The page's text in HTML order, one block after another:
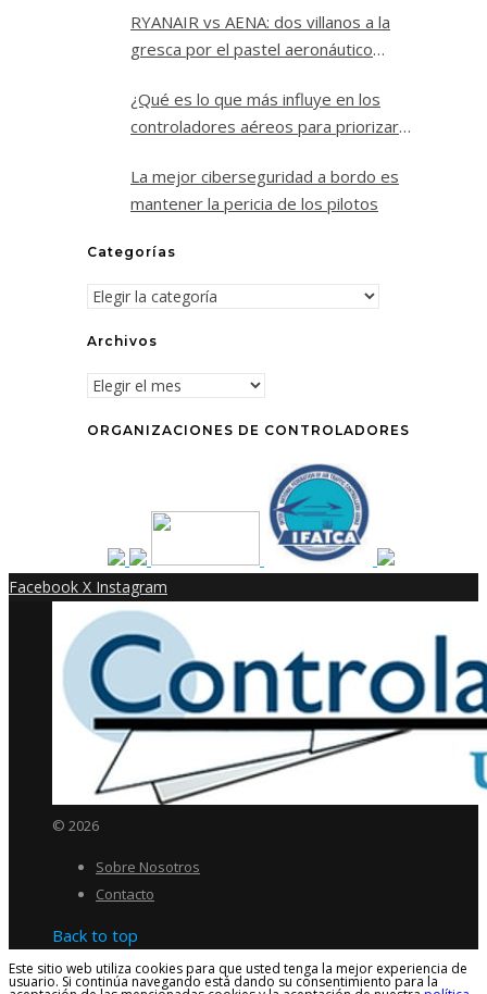
RYANAIR vs AENA: dos villanos a la
gresca por el pastel aeronáutico
¿Qué es lo que más influye en los
controladores aéreos para priorizar
La mejor ciberseguridad a bordo es
mantener la pericia de los pilotos
Categorías
Categorías
Archivos
Archivos
ORGANIZACIONES DE CONTROLADORES
Facebook X Instagram
© 2026
Sobre Nosotros
Contacto
Back to top
Este sitio web utiliza cookies para que usted tenga la mejor experiencia de
usuario. Si continúa navegando está dando su consentimiento para la